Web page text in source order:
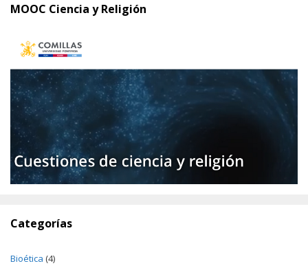
MOOC Ciencia y Religión
Categorías
Bioética (4)